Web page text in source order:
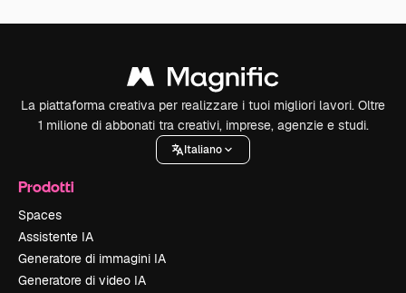
La piattaforma creativa per realizzare i tuoi migliori lavori. Oltre
1 milione di abbonati tra creativi, imprese, agenzie e studi.
Italiano
Prodotti
Spaces
Assistente IA
Generatore di immagini IA
Generatore di video IA